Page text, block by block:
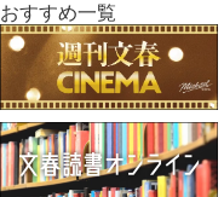
おすすめ一覧